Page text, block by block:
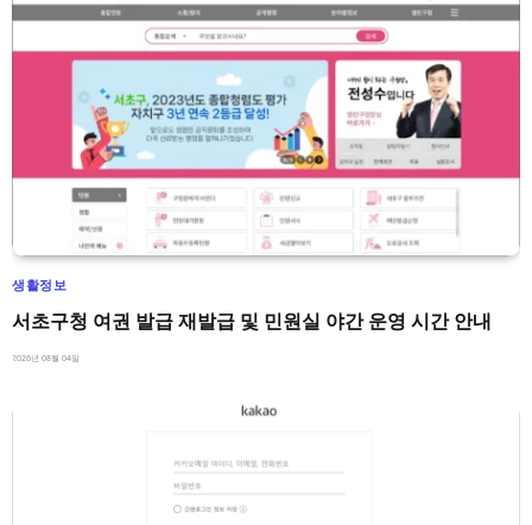
생활정보
서초구청 여권 발급 재발급 및 민원실 야간 운영 시간 안내
2026년 08월 04일